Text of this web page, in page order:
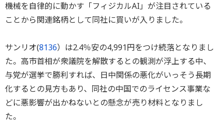
機械を自律的に動かす「フィジカルAI」が注目されている
ことから関連銘柄として同社に買いが入りました。
サンリオ(8136）は2.4％安の4,991円をつけ続落となりまし
た。高市首相が衆議院を解散するとの観測が浮上する中、
与党が選挙で勝利すれば、日中関係の悪化がいっそう長期
化するとの見方もあり、同社の中国でのライセンス事業な
どに悪影響が出かねないとの懸念が売り材料となりまし
た。